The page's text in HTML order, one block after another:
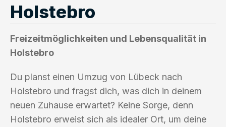
Holstebro
Freizeitmöglichkeiten und Lebensqualität in
Holstebro
Du planst einen Umzug von Lübeck nach
Holstebro und fragst dich, was dich in deinem
neuen Zuhause erwartet? Keine Sorge, denn
Holstebro erweist sich als idealer Ort, um deine